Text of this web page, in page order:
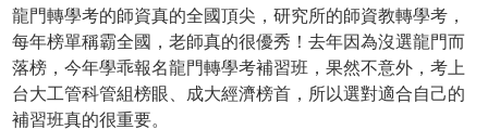
龍門轉學考的師資真的全國頂尖，研究所的師資教轉學考，
每年榜單稱霸全國，老師真的很優秀！去年因為沒選龍門而
落榜，今年學乖報名龍門轉學考補習班，果然不意外，考上
台大工管科管組榜眼、成大經濟榜首，所以選對適合自己的
補習班真的很重要。